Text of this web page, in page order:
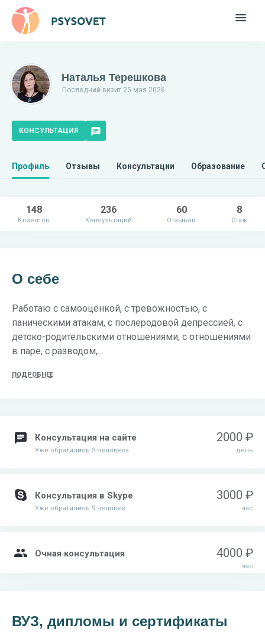
Наталья Терешкова
Последний визит 25 мая 2026
КОНСУЛЬТАЦИЯ
Профиль Отзывы Консультации Образование
148
Клиентов
236
Консультаций
60
Отзывов
8
Стаж
О себе
Работаю с самооценкой, с тревожностью, с
паническими атакам, с послеродовой депрессией, с
детско-родительскими отношениями, с отношениями
в паре, с разводом,...
ПОДРОБНЕЕ
Консультация на сайте
Уже обратились 3 человека
2000 ₽
день
Консультация в Skype
Уже обратились 9 человек
3000 ₽
час
Очная консультация 4000 ₽
час
ВУЗ, дипломы и сертификаты